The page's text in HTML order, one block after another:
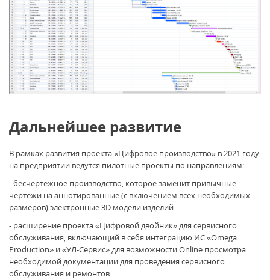
Дальнейшее развитие
В рамках развития проекта «Цифровое производство» в 2021 году
на предприятии ведутся пилотные проекты по направлениям:
- бесчертёжное производство, которое заменит привычные
чертежи на аннотированные (с включением всех необходимых
размеров) электронные 3D модели изделий
- расширение проекта «Цифровой двойник» для сервисного
обслуживания, включающий в себя интеграцию ИС «Omega
Production» и «УЛ-Сервис» для возможности Online просмотра
необходимой документации для проведения сервисного
обслуживания и ремонтов.